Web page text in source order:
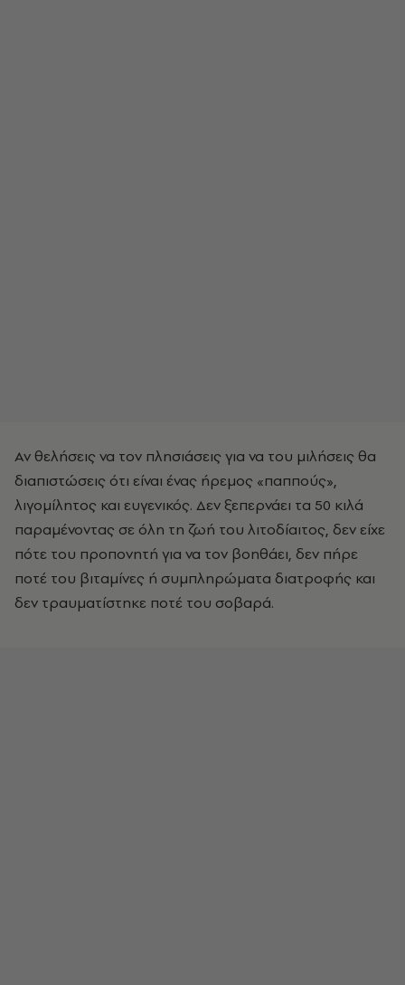
Αν θελήσεις να τον πλησιάσεις για να του μιλήσεις θα
διαπιστώσεις ότι είναι ένας ήρεμος «παππούς»,
λιγομίλητος και ευγενικός. Δεν ξεπερνάει τα 50 κιλά
παραμένοντας σε όλη τη ζωή του λιτοδίαιτος, δεν είχε
πότε του προπονητή για να τον βοηθάει, δεν πήρε
ποτέ του βιταμίνες ή συμπληρώματα διατροφής και
δεν τραυματίστηκε ποτέ του σοβαρά.